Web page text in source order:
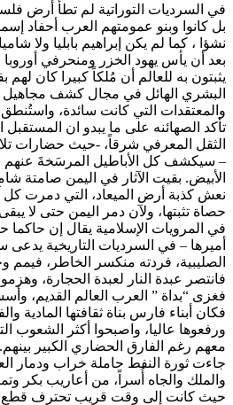
في السرديات التوراتية لم تطأ أرض
بل كانوا وبنو عمومتهم العرب أحفاد
نشؤا ، كما لم يكن إبراهيم بابليا ولا
بعد أن يأس يهود الخزر ومنحرفي
يثبتون به للعالم أن مُلكاً كبيرا كان لهم
البشري الهائل في مجال كشف مجاهيل
والمعتقدات التي كانت سائدة،
تأكد الصهائنه على ما يبدو ان
الثقل المعرفي شرقاً، -حيث حضارات
– سيكشف كل الأباطيل المرسَخةَ
الأبيض. بقيت الآثار في اليمن صامتة
نعش كذبة أرض الميعاد، التي دمرت
حصاة تثبتها، ولآن دمر اليمن حتى لا يبقى
في المرويات الإسلامية يقال إن حاكما
أميرها – في السرديات التاريخية
الصليبية، فردته منكسر الخاطر،
فانتصر عبدة النار لعبدة الحجارة،
فغزى “بداة ” العرب العالم القديم،
فكان أبناء فارس بناة ثقافتها المادية
ورفعوها عاليا، واصبحوا أكثر الشعوب
معهم رغم الفارق الحضاري الكبير بينهم.
جاءت ثورة النفط حاملة خراب ودمار
والملك والجاه أُسراً، من أعاريب بكر
حيث كانت إلى وقت قريب تحترف قطع